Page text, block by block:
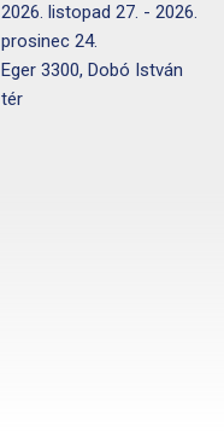
2026. listopad 27. - 2026.
prosinec 24.
Eger 3300, Dobó István
tér